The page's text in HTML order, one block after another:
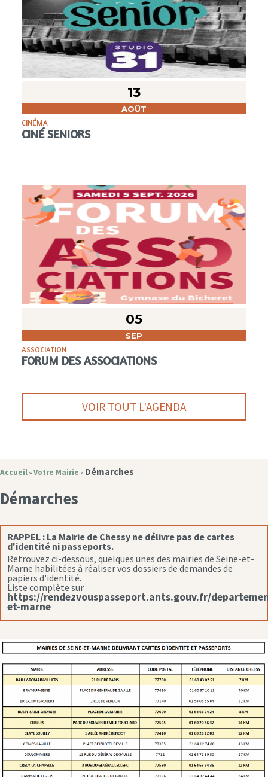
13
AOÛT
CINÉMA
CINÉ SENIORS
05
SEP
ASSOCIATION
FORUM DES ASSOCIATIONS
VOIR TOUT L'AGENDA
Accueil » Votre Mairie » Démarches
Démarches
RAPPEL : La Mairie de Chessy ne délivre pas de cartes
d'identité ni passeports.
Retrouvez ci-dessous, quelques unes des mairies de Seine-et-
Marne habilitées à réaliser vos dossiers de demandes de
papiers d'identité.
Liste complète sur
https://rendezvouspasseport.ants.gouv.fr/
et-marne